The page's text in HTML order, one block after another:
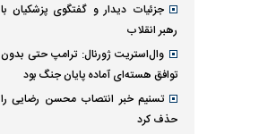
جزئیات دیدار و گفتگوی پزشکیان با
رهبر انقلاب
وال‌استریت ژورنال: ترامپ حتی بدون
توافق هسته‌ای آماده پایان جنگ بود
تسنیم خبر انتصاب محسن رضایی را
حذف کرد